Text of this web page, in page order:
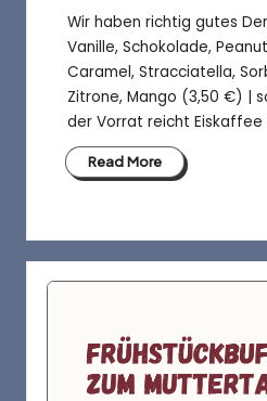
Wir haben richtig gutes
Vanille, Schokolade,
Caramel, Stracciatella,
Zitrone, Mango (3,50 €) |
der Vorrat reicht Eiskaffee
Read More